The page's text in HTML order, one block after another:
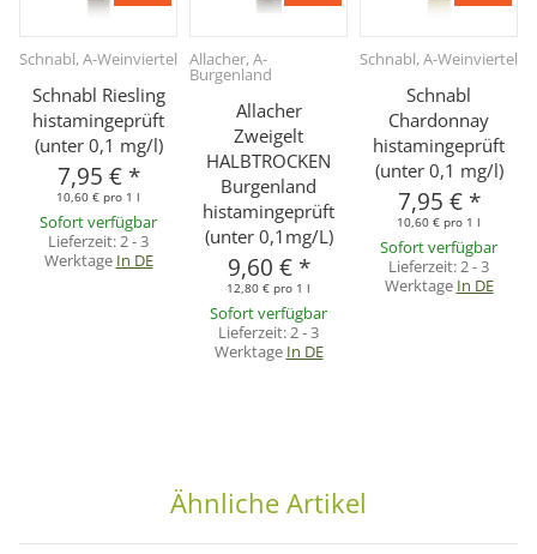
Schnabl, A-Weinviertel
Schnabl Riesling
histamingeprüft
(unter 0,1 mg/l)
7,95 € *
10,60 € pro 1 l
Sofort verfügbar
Lieferzeit:2 - 3
Werktage In DE
Allacher, A-
Burgenland
Allacher
Zweigelt
HALBTROCKEN
Burgenland
histamingeprüft
(unter 0,1mg/L)
9,60 € *
12,80 € pro 1 l
Sofort verfügbar
Lieferzeit:2 - 3
Werktage In DE
Schnabl, A-Weinviertel
Schnabl
Chardonnay
histamingeprüft
(unter 0,1 mg/l)
7,95 € *
10,60 € pro 1 l
Sofort verfügbar
Lieferzeit:2 - 3
Werktage In DE
Ähnliche Artikel